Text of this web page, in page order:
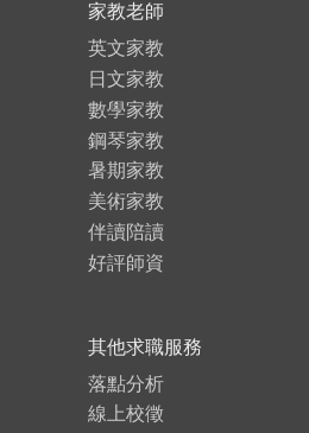
家教老師
英文家教
日文家教
數學家教
鋼琴家教
暑期家教
美術家教
伴讀陪讀
好評師資
其他求職服務
落點分析
線上校徵